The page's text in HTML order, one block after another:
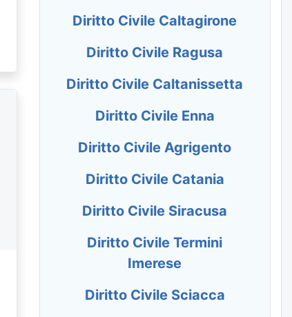
Diritto Civile Caltagirone
Diritto Civile Ragusa
Diritto Civile Caltanissetta
Diritto Civile Enna
Diritto Civile Agrigento
Diritto Civile Catania
Diritto Civile Siracusa
Diritto Civile Termini
Imerese
Diritto Civile Sciacca